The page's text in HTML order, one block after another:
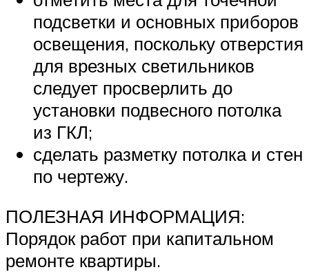
подсветки и основных приборов
освещения, поскольку отверстия
для врезных светильников
следует просверлить до
установки подвесного потолка
из ГКЛ;
сделать разметку потолка и стен
по чертежу.
ПОЛЕЗНАЯ ИНФОРМАЦИЯ:
Порядок работ при капитальном
ремонте квартиры.